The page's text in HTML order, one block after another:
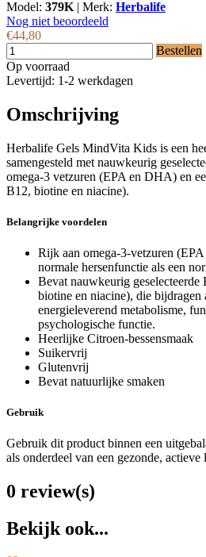
Model: 379K | Merk: Herbalife
Nog niet beoordeeld
€44,80
Bestellen
Op voorraad
Levertijd: 1-2 werkdagen
Omschrijving
Herbalife Gels MindVita Kids is een
samengesteld met nauwkeurig
omega-3 vetzuren (EPA en DHA) en
B12, biotine en niacine).
Belangrijke voordelen
Rijk aan omega-3-vetzuren
normale hersenfunctie als een
Bevat nauwkeurig
biotine en niacine), die bijdragen
energieleverend metabolisme,
psychologische functie.
Heerlijke Citroen-bessensmaak
Suikervrij
Glutenvrij
Bevat natuurlijke smaken
Gebruik
Gebruik dit product binnen een
als onderdeel van een gezonde, actieve
0 review(s)
Bekijk ook...